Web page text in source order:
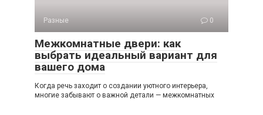
Разные 0
Межкомнатные двери: как
выбрать идеальный вариант для
вашего дома
Когда речь заходит о создании уютного интерьера,
многие забывают о важной детали — межкомнатных